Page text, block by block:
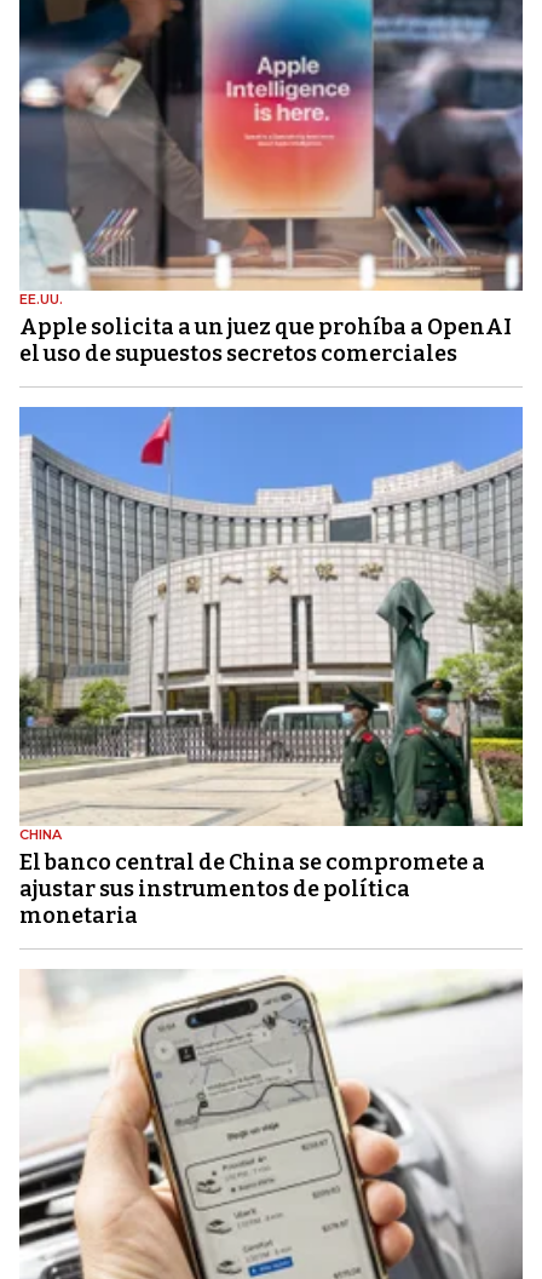
EE.UU.
Apple solicita a un juez que prohíba a OpenAI
el uso de supuestos secretos comerciales
CHINA
El banco central de China se compromete a
ajustar sus instrumentos de política
monetaria